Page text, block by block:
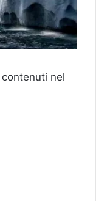
contenuti nel